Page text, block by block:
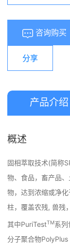
咨询购买
分享
产品介绍
概述
固相萃取技术(简称
物、食品，畜产品
物，达到浓缩或净
柱，覆盖农残, 兽残
其中PuriTestTM系列
分子聚合物